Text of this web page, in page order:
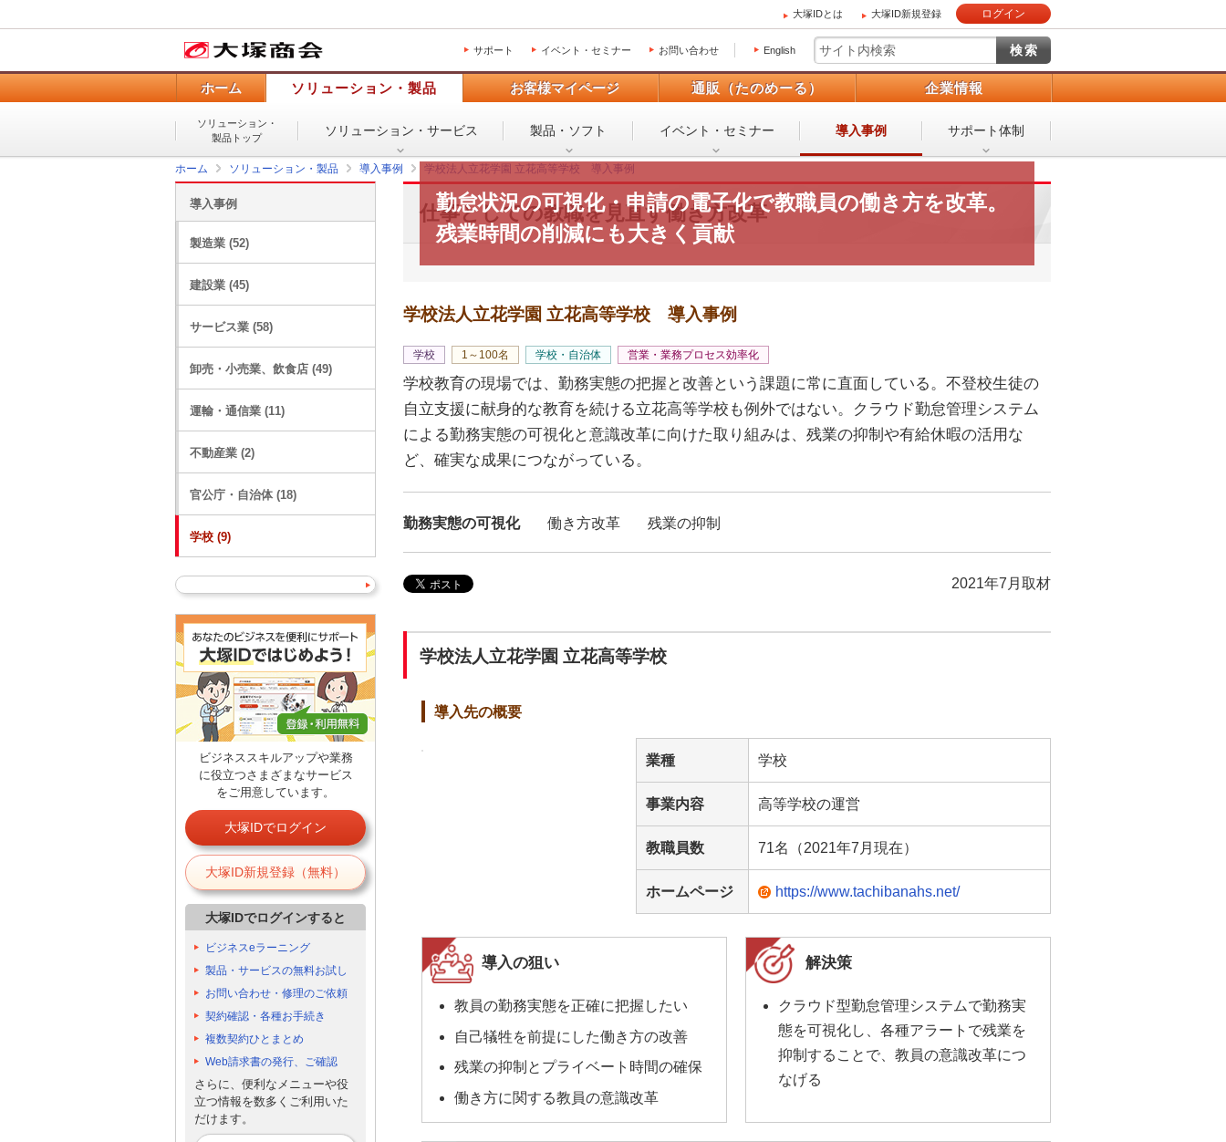
大塚IDとは 大塚ID新規登録 ログイン
サポート イベント・セミナー お問い合わせ English
ホーム ソリューション・製品 お客様マイページ 通販（たのめーる） 企業情報
ソリューション・
製品トップ
ソリューション・ サービス 製品・ソフト イベント・ セミナー 導入事例 サポート体制
ホーム ソリューション・製品 導入事例 学校法人立花学園 立花高等学校 導入事例
仕事としての教職を見直す働き方改革
勤怠状況の可視化・申請の電子化で教職員の働き方を改革。
残業時間の削減にも大きく貢献
学校法人立花学園 立花高等学校 導入事例
学校 1～100名 学校・自治体 営業・業務プロセス効率化
学校教育の現場では、勤務実態の把握と改善という課題に常に直面している。不登校生徒の
自立支援に献身的な教育を続ける立花高等学校も例外ではない。クラウド勤怠管理システム
による勤務実態の可視化と意識改革に向けた取り組みは、残業の抑制や有給休暇の活用な
ど、確実な成果につながっている。
勤務実態の可視化 働き方改革 残業の抑制
2021年7月取材
学校法人立花学園 立花高等学校
導入先の概要
業種 学校
事業内容 高等学校の運営
教職員数 71名（2021年7月現在）
ホームページ https://www.tachibanahs.net/
導入の狙い
教員の勤務実態を正確に把握したい
自己犠牲を前提にした働き方の改善
残業の抑制とプライベート時間の確保
働き方に関する教員の意識改革
解決策
クラウド型勤怠管理システムで勤務実
態を可視化し、各種アラートで残業を
抑制することで、教員の意識改革につ
なげる
導入事例
製造業 (52)
建設業 (45)
サービス業 (58)
卸売・小売業、飲食店 (49)
運輸・通信業 (11)
不動産業 (2)
官公庁・自治体 (18)
学校 (9)
ビジネススキルアップや業務
に役立つさまざまなサービス
をご用意しています。
大塚IDでログイン
大塚ID新規登録（無料）
大塚IDでログインすると
ビジネスeラーニング
製品・サービスの無料お試し
お問い合わせ・修理のご依頼
契約確認・各種お手続き
複数契約ひとまとめ
Web請求書の発行、ご確認
さらに、便利なメニューや役
立つ情報を数多くご利用いた
だけます。